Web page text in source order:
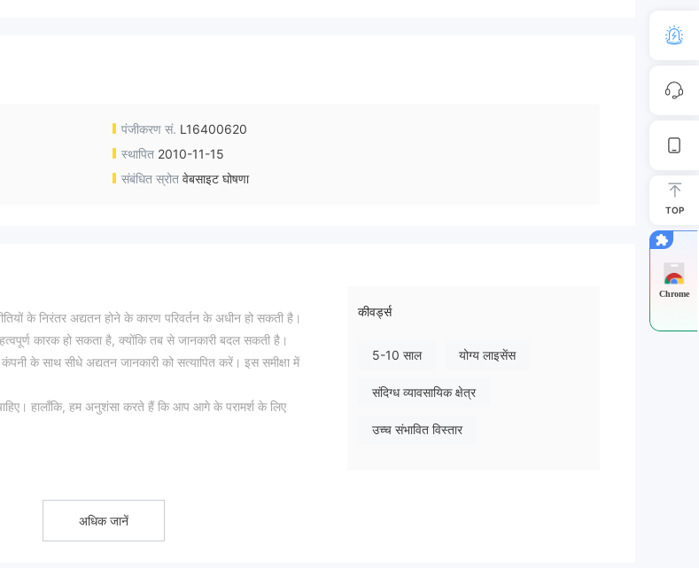
पंजीकरण सं. L16400620
स्थापित 2010-11-15
संबंधित स्रोत वेबसाइट घोषणा
के निरंतर अद्यतन होने के कारण परिवर्तन के अधीन हो सकती है।
कारक हो सकता है, क्योंकि तब से जानकारी बदल सकती है।
के साथ सीधे अद्यतन जानकारी को सत्यापित करें। इस समीक्षा में
चाहिए। हालाँकि, हम अनुशंसा करते हैं कि आप आगे के परामर्श के लिए
को पूरा करने के लिए 3 प्रकार के अकाउंट प्रदान करता है, ट्रेडिंग
कीवर्ड्स
5-10 साल योग्य लाइसेंस
संदिग्ध व्यावसायिक क्षेत्र
उच्च संभावित विस्तार
अधिक जानें
TOP
Chrome